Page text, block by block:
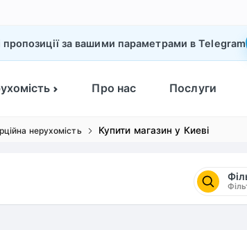
пропозиції за вашими параметрами в Telegram
Про нас Послуги
нерухомість Купити магазин у Киеві